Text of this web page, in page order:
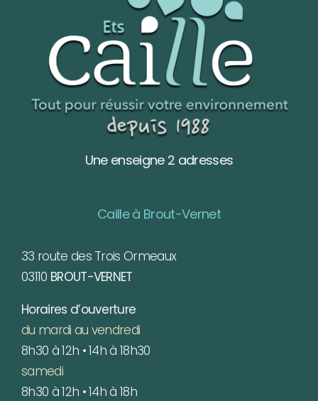
Une enseigne 2 adresses
Caille à Brout-Vernet
33 route des Trois Ormeaux
03110 BROUT-VERNET
Horaires d’ouverture
du mardi au vendredi
8h30 à 12h • 14h à 18h30
samedi
8h30 à 12h • 14h à 18h